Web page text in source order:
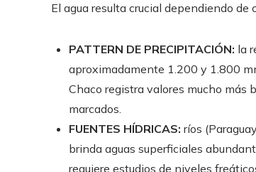
El agua resulta crucial dependiendo de
PATTERN DE PRECIPITACIÓN: la
aproximadamente 1.200 y 1.800
Chaco registra valores mucho más
marcados.
FUENTES HÍDRICAS: ríos
brinda aguas superficiales
requiere estudios de niveles